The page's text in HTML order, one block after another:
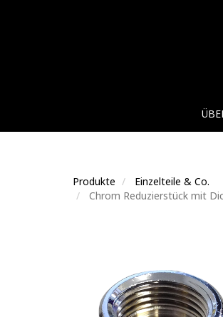
Produkte
Einzelteile & Co.
Chrom Reduzierstück mit